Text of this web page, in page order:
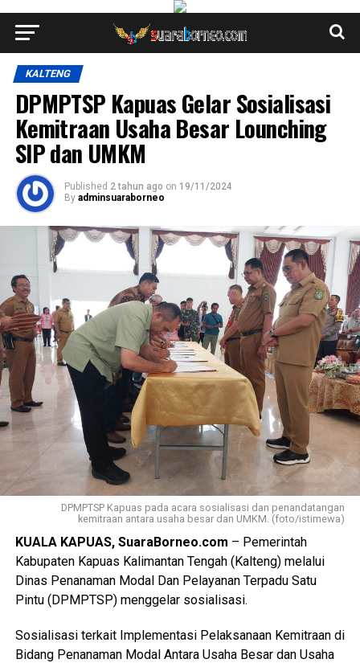
KALTENG
DPMPTSP Kapuas Gelar Sosialisasi
Kemitraan Usaha Besar Lounching
SIP dan UMKM
Published 2 tahun ago on 19/11/2024
By adminsuaraborneo
DPMPTSP Kapuas pada acara sosialisasi dan penandatangan
kemitraan antara usaha besar dan UMKM. (foto/istimewa)
KUALA KAPUAS, SuaraBorneo.com – Pemerintah
Kabupaten Kapuas Kalimantan Tengah (Kalteng) melalui
Dinas Penanaman Modal Dan Pelayanan Terpadu Satu
Pintu (DPMPTSP) menggelar sosialisasi.
Sosialisasi terkait Implementasi Pelaksanaan Kemitraan di
Bidang Penanaman Modal Antara Usaha Besar dan Usaha